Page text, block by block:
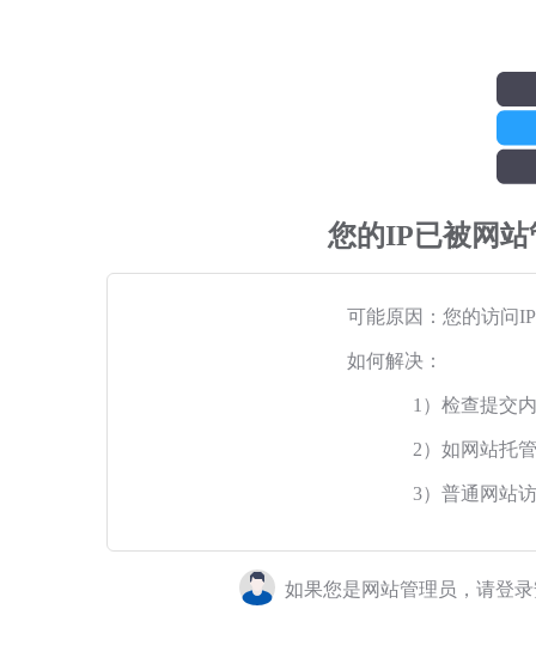
您的IP已被网
可能原因：您的访问
如何解决：
1）检查提交
2）如网站托
3）普通网站
如果您是网站管理员，请登